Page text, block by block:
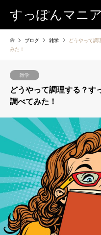
すっぽんマニア
ブログ 雑学
どうやって調
みた！
雑学
どうやって調理する？す
調べてみた！